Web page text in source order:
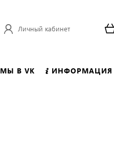
Личный кабинет
МЫ В VK ИНФОРМАЦИЯ